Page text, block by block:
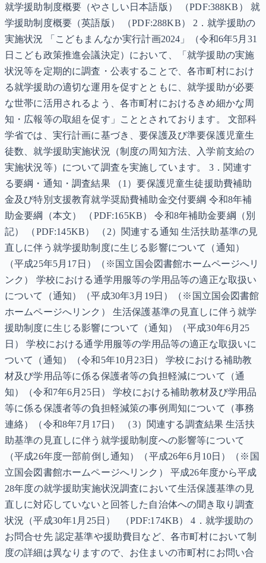
就学援助制度概要（やさしい日本語版） （PDF:388KB） 就
学援助制度概要（英語版） （PDF:288KB） 2．就学援助の
実施状況 「こどもまんなか実行計画2024」（令和6年5月31
日こども政策推進会議決定）において、「就学援助の実施
状況等を定期的に調査・公表することで、各市町村におけ
る就学援助の適切な運用を促すとともに、就学援助が必要
な世帯に活用されるよう、各市町村におけるきめ細かな周
知・広報等の取組を促す」こととされております。 文部科
学省では、実行計画に基づき、要保護及び準要保護児童生
徒数、就学援助実施状況（制度の周知方法、入学前支給の
実施状況等）について調査を実施しています。 3．関連す
る要綱・通知・調査結果 （1）要保護児童生徒援助費補助
金及び特別支援教育就学奨励費補助金交付要綱 令和8年補
助金要綱（本文） （PDF:165KB） 令和8年補助金要綱（別
記） （PDF:145KB） （2）関連する通知 生活扶助基準の見
直しに伴う就学援助制度に生じる影響について（通知）
（平成25年5月17日）（※国立国会図書館ホームページへリ
ンク） 学校における通学用服等の学用品等の適正な取扱い
について（通知）（平成30年3月19日）（※国立国会図書館
ホームページへリンク） 生活保護基準の見直しに伴う就学
援助制度に生じる影響について（通知）（平成30年6月25
日） 学校における通学用服等の学用品等の適正な取扱いに
ついて（通知）（令和5年10月23日） 学校における補助教
材及び学用品等に係る保護者等の負担軽減について（通
知）（令和7年6月25日） 学校における補助教材及び学用品
等に係る保護者等の負担軽減策の事例周知について（事務
連絡）（令和8年7月17日） （3）関連する調査結果 生活扶
助基準の見直しに伴う就学援助制度への影響等について
（平成26年度一部前倒し通知）（平成26年6月10日）（※国
立国会図書館ホームページへリンク） 平成26年度から平成
28年度の就学援助実施状況調査において生活保護基準の見
直しに対応していないと回答した自治体への聞き取り調査
状況（平成30年1月25日） （PDF:174KB） 4．就学援助の
お問合せ先 認定基準や援助費目など、各市町村において制
度の詳細は異なりますので、お住まいの市町村にお問い合